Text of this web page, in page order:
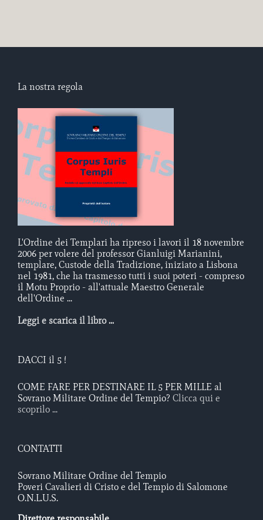
La nostra regola
L'Ordine dei Templari ha ripreso i lavori il 18 novembre
2006 per volere del professor Gianluigi Marianini,
templare, Custode della Tradizione, iniziato a Lisbona
nel 1981, che ha trasmesso tutti i suoi poteri - compreso
il Motu Proprio - all'attuale Maestro Generale
dell'Ordine ...
Leggi e scarica il libro ...
DACCI il 5 !
COME FARE PER DESTINARE IL 5 PER MILLE al
Sovrano Militare Ordine del Tempio? Clicca qui e
scoprilo ...
CONTATTI
Sovrano Militare Ordine del Tempio
Poveri Cavalieri di Cristo e del Tempio di Salomone
O.N.L.U.S.